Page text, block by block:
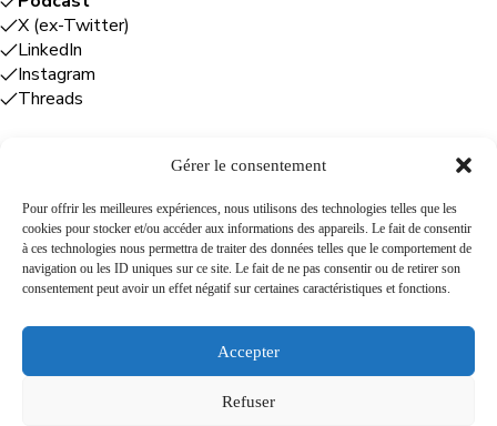
Gérer le consentement
Pour offrir les meilleures expériences, nous utilisons des technologies telles que les
cookies pour stocker et/ou accéder aux informations des appareils. Le fait de consentir
à ces technologies nous permettra de traiter des données telles que le comportement de
navigation ou les ID uniques sur ce site. Le fait de ne pas consentir ou de retirer son
consentement peut avoir un effet négatif sur certaines caractéristiques et fonctions.
Accepter
Refuser
X (ex-Twitter)
LinkedIn
Instagram
Threads
Plume Caraïbe: conseil éditorial +
rédaction
Foodîles Agency: lab + média + événement
Cuisines mobiles